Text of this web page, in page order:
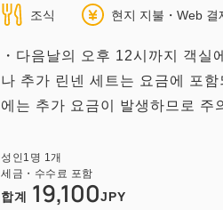
조식 현지 지불・Web 결
・다음날의 오후 12시까지 객
나 추가 린넨 세트는 요금에 포
에는 추가 요금이 발생하므로 주
성인 1 명 1개
세금・수수료 포함
합계 19,100JPY